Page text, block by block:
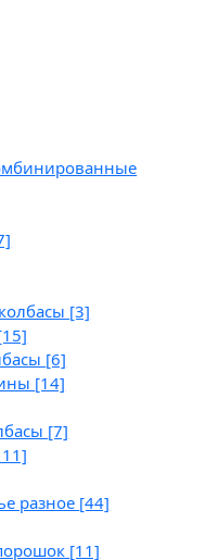
[3]
[6]
[14]
[7]
разное [44]
[11]